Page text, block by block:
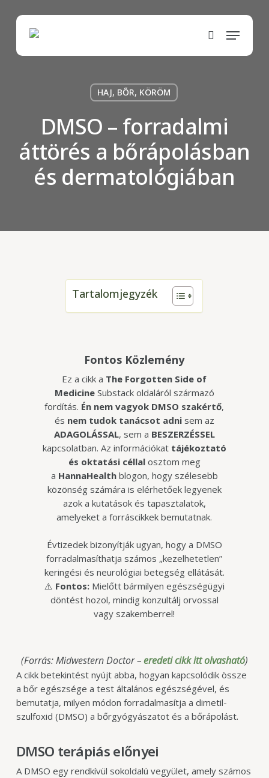
content
search
Menu
HAJ, BŐR, KÖRÖM
DMSO – forradalmi
áttörés a bőrápolásban
és dermatológiában
Tartalomjegyzék
Fontos Közlemény
Ez a cikk a The Forgotten Side of
MedicineSubstack oldaláról származó
fordítás. Én nem vagyok DMSO szakértő,
és nem tudok tanácsot adnisem az
ADAGOLÁSSAL, sem a BESZERZÉSSEL
kapcsolatban. Az információkat tájékoztató
és oktatási céllalosztom meg
a HannaHealthblogon, hogy szélesebb
közönség számára is elérhetőek legyenek
azok a kutatások és tapasztalatok,
amelyeket a forráscikkek bemutatnak.
Évtizedek bizonyítják ugyan, hogy a DMSO
forradalmasíthatja számos „kezelhetetlen”
keringési és neurológiai betegség ellátását.
⚠️ Fontos:Mielőtt bármilyen egészségügyi
döntést hozol, mindig konzultálj orvossal
vagy szakemberrel!
(Forrás: Midwestern Doctor –eredeti cikk itt olvasható)
A cikk betekintést nyújt abba, hogyan kapcsolódik össze
a bőr egészsége a test általános egészségével, és
bemutatja, milyen módon forradalmasítja a dimetil-
szulfoxid (DMSO) a bőrgyógyászatot és a bőrápolást.
DMSO terápiás előnyei
A DMSO egy rendkívül sokoldalú vegyület, amely számos